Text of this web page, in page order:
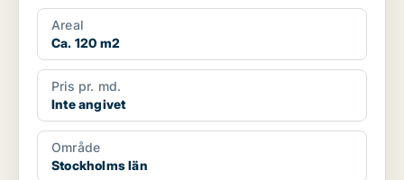
Areal
Ca. 120 m2
Pris pr. md.
Inte angivet
Område
Stockholms län